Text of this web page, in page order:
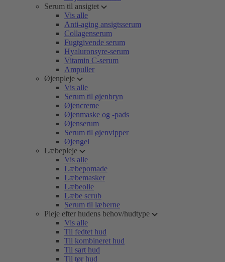
Serum til ansigtet
Vis alle
Anti-aging ansigtsserum
Collagenserum
Fugtgivende serum
Hyaluronsyre-serum
Vitamin C-serum
Ampuller
Øjenpleje
Vis alle
Serum til øjenbryn
Øjencreme
Øjenmaske og -pads
Øjenserum
Serum til øjenvipper
Øjengel
Læbepleje
Vis alle
Læbepomade
Læbemasker
Læbeolie
Læbe scrub
Serum til læberne
Pleje efter hudens behov/hudtype
Vis alle
Til fedtet hud
Til kombineret hud
Til sart hud
Til tør hud